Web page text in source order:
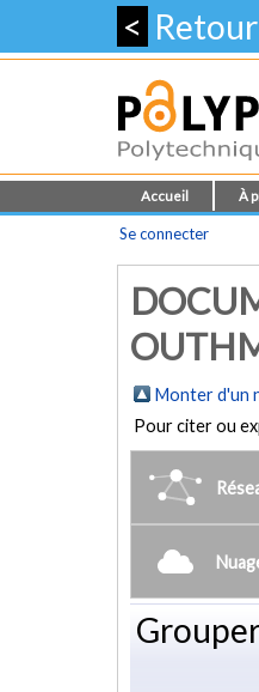
<
Accueil À
Se connecter
Monter d'un
Pour citer ou